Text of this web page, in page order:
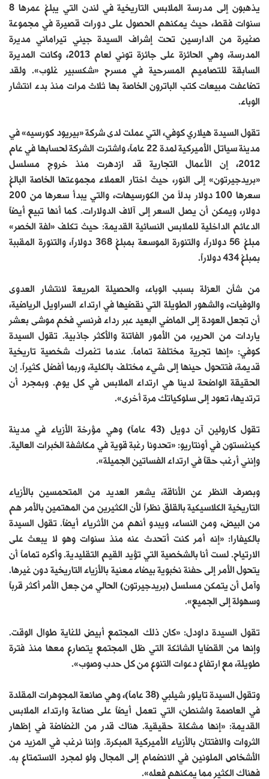
يذهبون إلى مدرسة الملابس التاريخية في لندن التي يبلغ عمرها 8
سنوات فقط، حيث يمكنهم الحصول على دورات قصيرة في مجموعة
صغيرة من الدارسين تحت إشراف السيدة جيني تيراماني مديرة
المدرسة، وهي الحائزة على جائزة توني لعام 2013، وكانت المديرة
السابقة للتصاميم المسرحية في مسرح «شكسبير غلوب». ولقد
تضاعفت مبيعات كتب الباترون الخاصة بها ثلاث مرات منذ بدء انتشار
الوباء.
تقول السيدة هيلاري كوفي، التي عملت لدى شركة «بيريود كورسيه» في
مدينة سياتل الأميركية لمدة 22 عاماً، واشترت الشركة لحسابها في عام
2012، إن الأعمال التجارية قد ازدهرت منذ خروج مسلسل
«بريدجيرتون» إلى النور، حيث اختار العملاء مجموعتها الخاصة البالغ
سعرها 100 دولار بدلاً من الكورسيهات، والتي يبدأ سعرها من 200
دولار، ويمكن أن يصل السعر إلى آلاف الدولارات. كما أنها تبيع أيضاً
الدعائم الداخلية للملابس النسائية القديمة: حيث تكلف «لفة الخصر»
مبلغ 56 دولاراً، والتنورة الموسعة بمبلغ 368 دولاراً، والتنورة المقببة
بمبلغ 434 دولاراً.
من شأن العزلة بسبب الوباء، والحصيلة المريعة لانتشار العدوى
والوفيات، والشهور الطويلة التي نقضيها في ارتداء السراويل الرياضية،
أن تجعل العودة إلى الماضي البعيد عبر رداء فرنسي فخم موشى بعشر
ياردات من الحرير، من الأمور الفاتنة والأكثر جاذبية. تقول السيدة
كوفي: «إنها تجرية مختلفة تماماً. عندما تغمرك شخصية تاريخية
قديمة، فتتحول حينها إلى شيء مختلف بالكلية، وربما أفضل كثيراً. إن
الحقيقة الواضحة لدينا هي ارتداء الملابس في كل يوم. وبمجرد أن
ترتديها، تعود إلى سلوكياتك مرة أخرى».
تقول كارولين آن دويل (43 عاماً) وهي مؤرخة الأزياء في مدينة
كينغستون في أونتاريو: «تحدونا رغبة قوية في مكاشفة الخبرات العالية.
وإنني أرغب حقاً في ارتداء الفساتين الجميلة».
وبصرف النظر عن الأناقة، يشعر العديد من المتحمسين بالأزياء
التاريخية الكلاسيكية بالقلق نظراً لأن الكثيرين من المهتمين بالأمر هم
من البيض، ومن النساء، ويبدو أنهم من الأثرياء أيضاً. تقول السيدة
بالكيفارا: «إنه أمر كنت أتحدث عنه منذ سنوات وهو لا يبعث على
الارتياح. لست أنا بالشخصية التي تؤيد القيم التقليدية. وأكره تماماً أن
يتحول الأمر إلى حفنة نخبوية بيضاء معنية بالأزياء التاريخية دون غيرها.
وآمل أن يتمكن مسلسل (بريدجيرتون) الحالي من جعل الأمر أكثر قرباً
وسهولة إلى الجميع».
تقول السيدة داودل: «كان ذلك المجتمع أبيض للغاية طوال الوقت.
وإنها من القضايا الشائكة التي ظل المجتمع يتصارع معها منذ فترة
طويلة، مع ارتفاع دعوات التنوع من كل حدب وصوب».
وتقول السيدة تايلور شيلبي (38 عاماً)، وهي صانعة المجوهرات المقلدة
في العاصمة واشنطن، التي تعمل أيضاً على صناعة وارتداء الملابس
القديمة: «إنها مشكلة حقيقية. هناك قدر من الغضاضة في إظهار
الثروات والافتتان بالأزياء الأميركية المبكرة. وإننا نرغب في المزيد من
الأشخاص الملونين في الانضمام إلى المجال ولو لمجرد الاستمتاع به.
فهناك الكثير مما يمكنهم فعله».